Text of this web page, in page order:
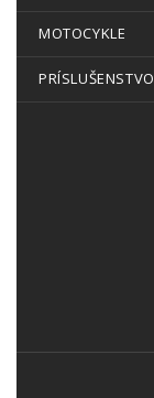
MOTOCYKLE
PRÍSLUŠENSTVO